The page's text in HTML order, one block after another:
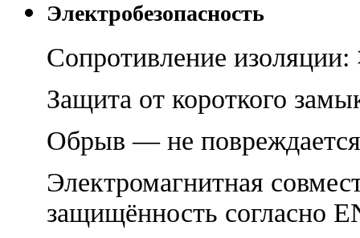
Электробезопасность
Сопротивление
Защита от короткого
Обрыв — не
Электромагнитная
защищённость согласно